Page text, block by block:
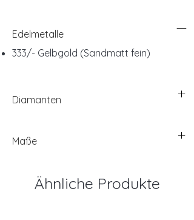
Edelmetalle
333/- Gelbgold (Sandmatt fein)
Diamanten
Maße
Ähnliche Produkte